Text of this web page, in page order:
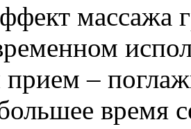
массажа
–
время